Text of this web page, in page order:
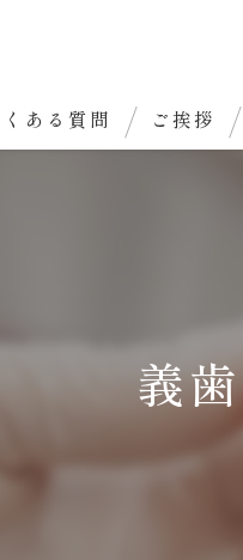
くある質問 ご挨拶
義歯